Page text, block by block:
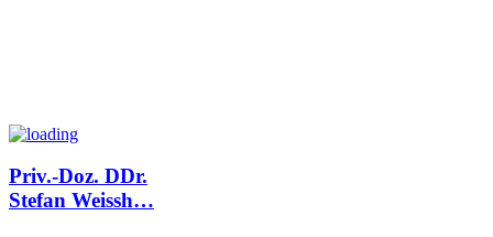
Priv.-Doz. DDr.
Stefan Weissh…